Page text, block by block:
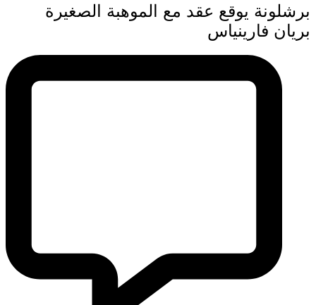
برشلونة يوقع عقد مع الموهبة الصغيرة
بريان فارينياس